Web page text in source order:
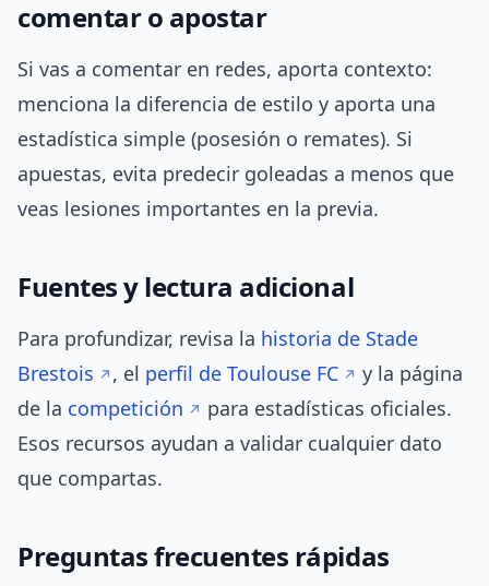
comentar o apostar
Si vas a comentar en redes, aporta contexto:
menciona la diferencia de estilo y aporta una
estadística simple (posesión o remates). Si
apuestas, evita predecir goleadas a menos que
veas lesiones importantes en la previa.
Fuentes y lectura adicional
Para profundizar, revisa la historia de Stade
Brestois
, el perfil de Toulouse FC
y la página
de la competición
para estadísticas oficiales.
Esos recursos ayudan a validar cualquier dato
que compartas.
Preguntas frecuentes rápidas